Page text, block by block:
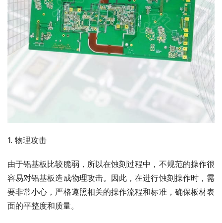
1. 物理攻击
由于铝基板比较脆弱，所以在蚀刻过程中，不规范的操作很
容易对铝基板造成物理攻击。因此，在进行蚀刻操作时，需
要非常小心，严格遵照相关的操作流程和标准，确保板材表
面的平整度和质量。